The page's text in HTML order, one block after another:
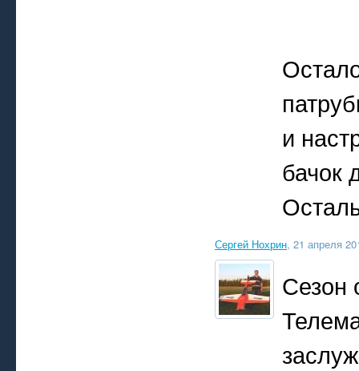
и
бачок
Сергей Нохрин, 21 апреля
Сезон